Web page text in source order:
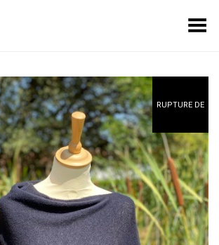
Basculer le menu
RUPTURE DE
STOCK